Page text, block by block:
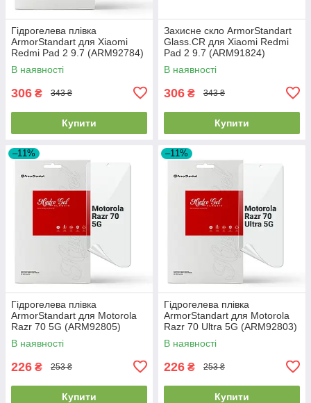
Гідрогелева плівка
ArmorStandart для Xiaomi
Redmi Pad 2 9.7 (ARM92784)
В наявності
306 ₴ 343 ₴
Купити
Захисне скло ArmorStandart
Glass.CR для Xiaomi Redmi
Pad 2 9.7 (ARM91824)
В наявності
306 ₴ 343 ₴
Купити
–11%
Гідрогелева плівка
ArmorStandart для Motorola
Razr 70 5G (ARM92805)
В наявності
226 ₴ 253 ₴
Купити
–11%
Гідрогелева плівка
ArmorStandart для Motorola
Razr 70 Ultra 5G (ARM92803)
В наявності
226 ₴ 253 ₴
Купити